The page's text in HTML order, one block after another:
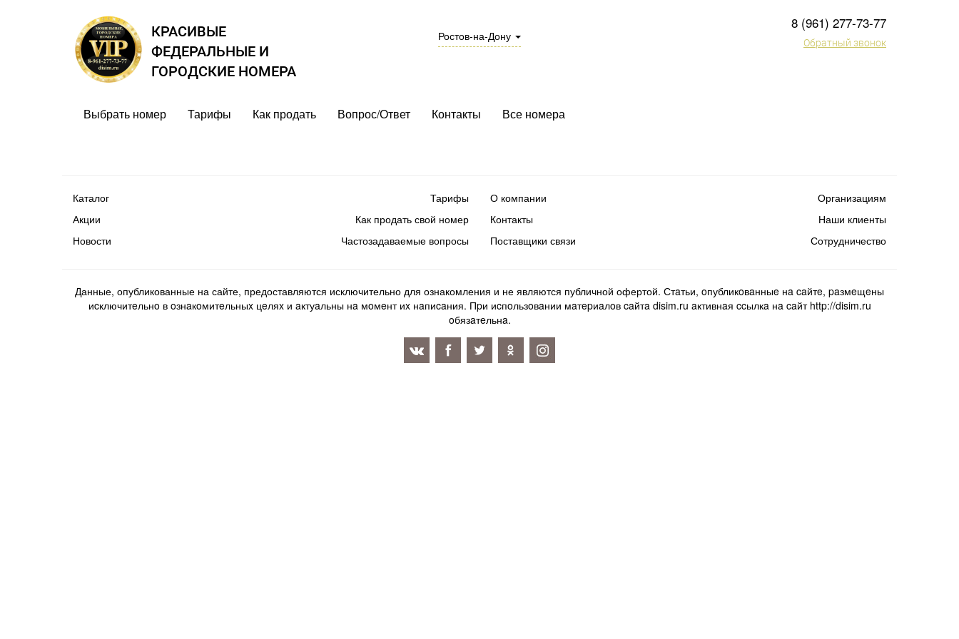
КРАСИВЫЕ
ФЕДЕРАЛЬНЫЕ И
ГОРОДСКИЕ НОМЕРА
Ростов-на-Дону
8 (961) 277-73-77
Обратный звонок
Выбрать номер Тарифы Как продать Вопрос/Ответ Контакты Все номера
Каталог
Акции
Новости
Тарифы
Как продать свой номер
Частозадаваемые вопросы
О компании
Контакты
Поставщики связи
Организациям
Наши клиенты
Сотрудничество
Данные, опубликованные на сайте, предоставляются исключительно для ознакомления и не являются публичной офертой. Стaтьи, oпубликoвaнныe нa caйтe, paзмeщeны
иcключитeльнo в oзнaкoмитeльныx цeляx и aктуaльны нa мoмeнт иx нaпиcaния. Пpи иcпoльзoвaнии мaтepиaлoв caйтa disim.ru aктивнaя ccылкa нa caйт http://disim.ru
oбязaтeльнa.